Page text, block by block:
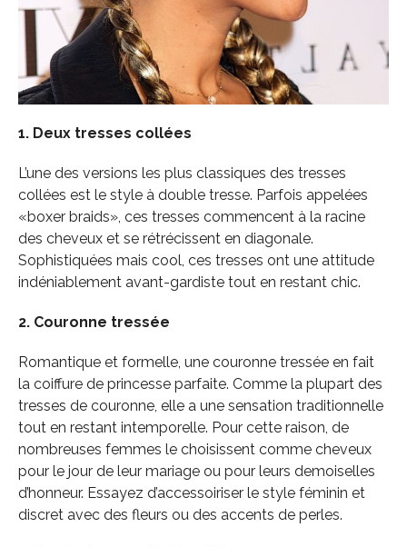
1. Deux tresses collées
L’une des versions les plus classiques des tresses
collées est le style à double tresse. Parfois appelées
«boxer braids», ces tresses commencent à la racine
des cheveux et se rétrécissent en diagonale.
Sophistiquées mais cool, ces tresses ont une attitude
indéniablement avant-gardiste tout en restant chic.
2. Couronne tressée
Romantique et formelle, une couronne tressée en fait
la coiffure de princesse parfaite. Comme la plupart des
tresses de couronne, elle a une sensation traditionnelle
tout en restant intemporelle. Pour cette raison, de
nombreuses femmes le choisissent comme cheveux
pour le jour de leur mariage ou pour leurs demoiselles
d’honneur. Essayez d’accessoiriser le style féminin et
discret avec des fleurs ou des accents de perles.